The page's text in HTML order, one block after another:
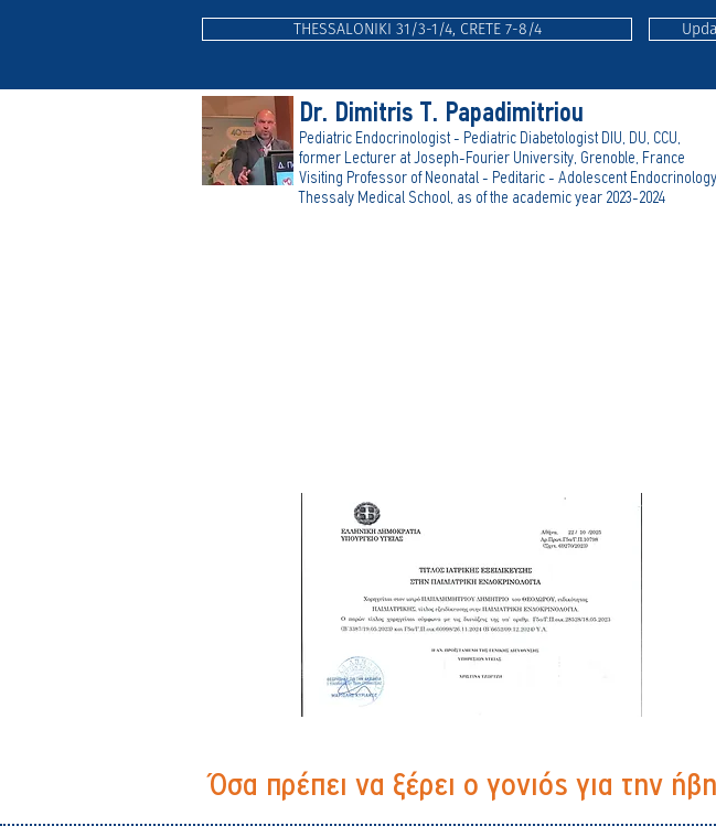
THESSALONIKI 31/3-1/4, CRETE 7-8/4
Dr. Dimitris T. Papadimitriou
Pediatric Endocrinologist - Pediatric Diabetologist DIU, DU, CCU,
former Lecturer at Joseph-Fourier University, Grenoble, France
Visiting Professor of Neonatal - Peditaric - Adolescent
Thessaly Medical School, as of the academic year 2023-2024
Όσα πρέπει να ξέρει ο γονιός για την